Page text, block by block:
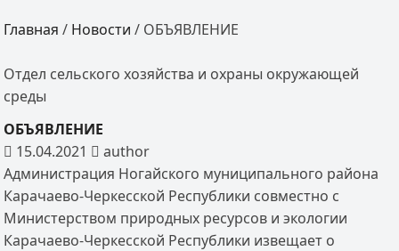
Главная / Новости / ОБЪЯВЛЕНИЕ
Отдел сельского хозяйства и охраны окружающей
среды
ОБЪЯВЛЕНИЕ
15.04.2021
author
Администрация Ногайского муниципального района
Карачаево-Черкесской Республики совместно с
Министерством природных ресурсов и экологии
Карачаево-Черкесской Республики извещает о